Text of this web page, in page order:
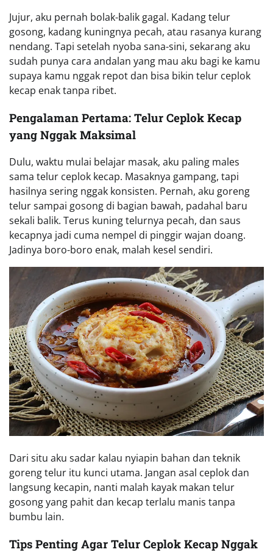
Jujur, aku pernah bolak-balik gagal. Kadang telur
gosong, kadang kuningnya pecah, atau rasanya kurang
nendang. Tapi setelah nyoba sana-sini, sekarang aku
sudah punya cara andalan yang mau aku bagi ke kamu
supaya kamu nggak repot dan bisa bikin telur ceplok
kecap enak tanpa ribet.
Pengalaman Pertama: Telur Ceplok Kecap
yang Nggak Maksimal
Dulu, waktu mulai belajar masak, aku paling males
sama telur ceplok kecap. Masaknya gampang, tapi
hasilnya sering nggak konsisten. Pernah, aku goreng
telur sampai gosong di bagian bawah, padahal baru
sekali balik. Terus kuning telurnya pecah, dan saus
kecapnya jadi cuma nempel di pinggir wajan doang.
Jadinya boro-boro enak, malah kesel sendiri.
Dari situ aku sadar kalau nyiapin bahan dan teknik
goreng telur itu kunci utama. Jangan asal ceplok dan
langsung kecapin, nanti malah kayak makan telur
gosong yang pahit dan kecap terlalu manis tanpa
bumbu lain.
Tips Penting Agar Telur Ceplok Kecap Nggak